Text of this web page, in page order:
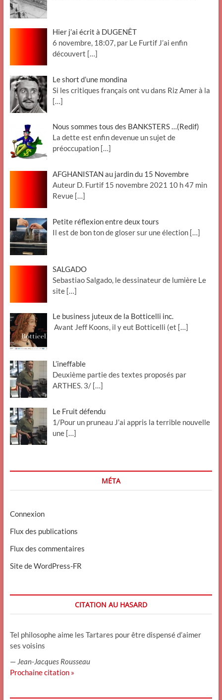
Hier j’ai écrit à DUGENÊT
6 novembre, 18:07, par Le Furtif J’ai enfin
découvert […]
Le short d’une mondina
Si les critiques français ont vu dans Riz Amer à la
[…]
Nous sommes tous des BANKSTERS …(Redif)
La dette est enfin devenue un sujet de
préoccupation […]
AFGHANISTAN au jardin du 15 Novembre
Auteur D. Furtif 15 novembre 2021 10 h 47 min
Revue […]
Petite réflexion entre deux tours
Il est de bon ton de gloser sur une élection […]
SALGADO
Sebastiao Salgado, le dessinateur de lumière Le
site […]
Le business juteux de la Botticelli inc.
Avant Jeff Koons, il y eut Botticelli (et […]
L’ineffable
Deuxième partie des textes proposés par
ARTHES. 3/ […]
Le Fruit défendu
1/Pour un pruneau J’ai appris la terrible nouvelle
une […]
MÉTA
Connexion
Flux des publications
Flux des commentaires
Site de WordPress-FR
CITATION AU HASARD
Tel philosophe aime les Tartares pour être dispensé d’aimer
ses voisins
— Jean-Jacques Rousseau
Prochaine citation »